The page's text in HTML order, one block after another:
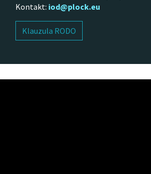
Kontakt: iod@plock.eu
Klauzula RODO